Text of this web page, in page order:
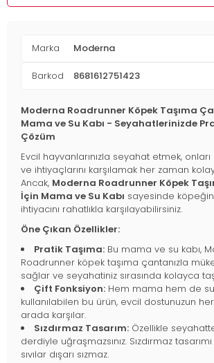
Marka Moderna
Barkod 8681612751423
Moderna Roadrunner Köpek Taşıma
Mama ve Su Kabı - Seyahatlerinizde
Çözüm
Evcil hayvanlarınızla seyahat etmek,
ve ihtiyaçlarını karşılamak her zaman
Ancak, Moderna Roadrunner Köpek
İçin Mama ve Su Kabı sayesinde
ihtiyacını rahatlıkla karşılayabilirsiniz.
Öne Çıkan Özellikler:
Pratik Taşıma: Bu mama ve su kabı,
Roadrunner köpek taşıma çantanızla
sağlar ve seyahatiniz sırasında kolayca
Çift Fonksiyon: Hem mama hem de
kullanılabilen bu ürün, evcil dostunuzun her
arada karşılar.
Sızdırmaz Tasarım: Özellikle
derdiyle uğraşmazsınız. Sızdırmaz
sıvılar dışarı sızmaz.